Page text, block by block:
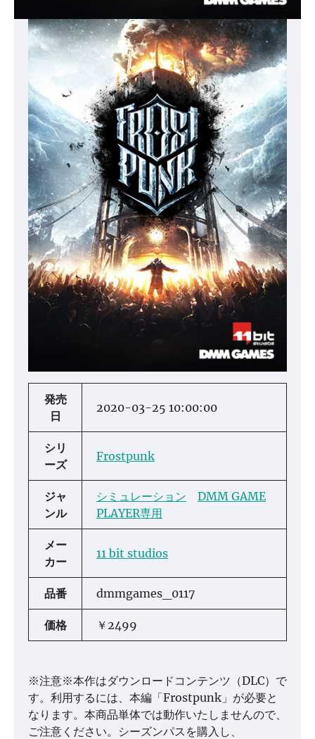
発売
日
2020-03-25 10:00:00
シリ
ーズ
Frostpunk
ジャ
ンル
シミュレーション
DMM GAME
PLAYER専用
メー
カー
11 bit studios
品番 dmmgames_0117
価格 ￥2499
※注意※本作はダウンロードコンテンツ（DLC）で
す。利用するには、本編「Frostpunk」が必要と
なります。本商品単体では動作いたしませんので、
ご注意ください。シーズンパスを購入し、